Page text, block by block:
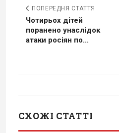
ПОПЕРЕДНЯ СТАТТЯ
Чотирьох дітей
поранено унаслідок
атаки росіян по...
СХОЖІ СТАТТІ